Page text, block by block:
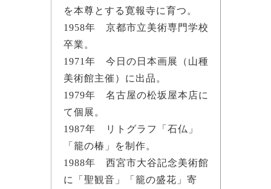
を本尊とする寛報寺に育つ。
1958年 京都市立美術専門学校
卒業。
1971年 今日の日本画展（山種
美術館主催）に出品。
1979年 名古屋の松坂屋本店に
て個展。
1987年 リトグラフ「石仏」
「籠の椿」を制作。
1988年 西宮市大谷記念美術館
に「聖観音」「籠の盛花」寄